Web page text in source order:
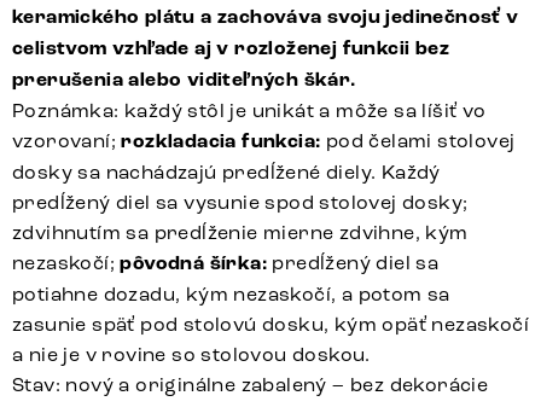
keramického plátu a zachováva svoju jedinečnosť v
celistvom vzhľade aj v rozloženej funkcii bez
prerušenia alebo viditeľných škár.
Poznámka: každý stôl je unikát a môže sa líšiť vo
vzorovaní;rozkladacia funkcia: pod čelami stolovej
dosky sa nachádzajú predĺžené diely. Každý
predĺžený diel sa vysunie spod stolovej dosky;
zdvihnutím sa predĺženie mierne zdvihne, kým
nezaskočí;pôvodná šírka: predĺžený diel sa
potiahne dozadu, kým nezaskočí, a potom sa
zasunie späť pod stolovú dosku, kým opäť nezaskočí
a nie je v rovine so stolovou doskou.
Stav: nový a originálne zabalený – bez dekorácie